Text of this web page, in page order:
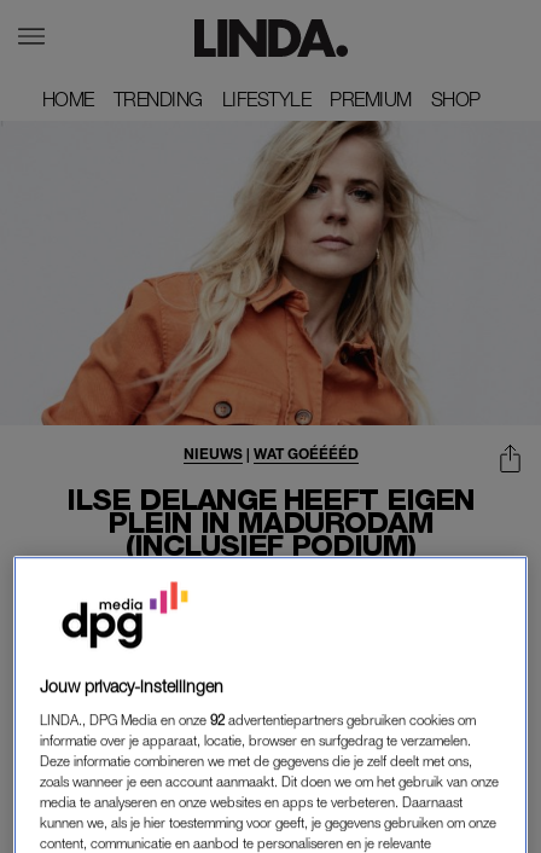
HOME
HOME TRENDING
TRENDING LIFESTYLE
LIFESTYLE PREMIUM
PREMIUM SHOP
SHOP
ILSE DELANGE HEEFT EIGEN
PLEIN IN MADURODAM
(INCLUSIEF PODIUM)
NIEUWS| WAT GOÉÉÉÉD
Singer/songwriter Ilse DeLange heeft sinds woensdag
vereeuwigd in het straatbeeld van Madurodam.
Het nieuwe plein is de eerste plek in het park met een eigen
straatnaambordje. Als je heel goed kijkt, kun je zelfs DeLange
vinden. Een miniatuurversie van de zangeres staat op een
klein podium.
Jouw privacy-instellingen
LINDA., DPG Media en onze92 advertentiepartners gebruiken cookies om
informatie over je apparaat, locatie, browser en surfgedrag te verzamelen.
Deze informatie combineren we met de gegevens die je zelf deelt met ons,
zoals wanneer je een account aanmaakt. Dit doen we om het gebruik van onze
media te analyseren en onze websites en apps te verbeteren. Daarnaast
kunnen we, als je hier toestemming voor geeft, je gegevens gebruiken om onze
content, communicatie en aanbod te personaliseren en je relevante